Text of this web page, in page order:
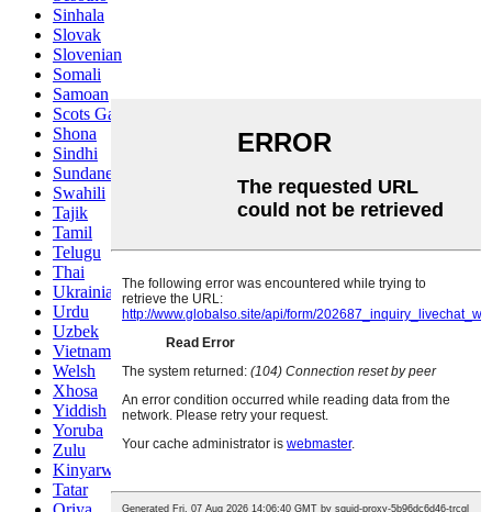
Sinhala
Slovak
Slovenian
Somali
Samoan
Scots Gaelic
Shona
Sindhi
Sundanese
Swahili
Tajik
Tamil
Telugu
Thai
Ukrainian
Urdu
Uzbek
Vietnamese
Welsh
Xhosa
Yiddish
Yoruba
Zulu
Kinyarwanda
Tatar